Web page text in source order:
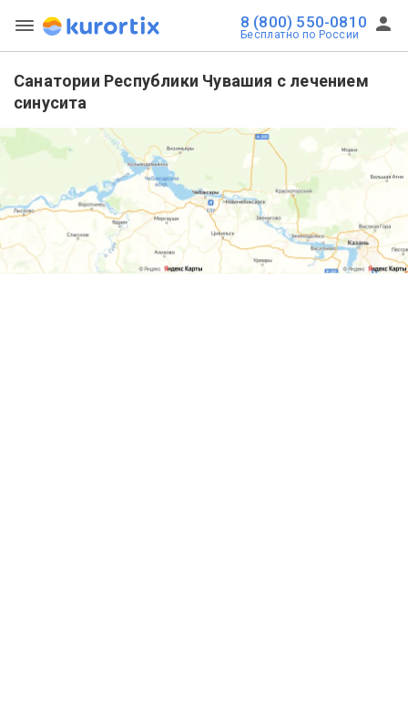
8 (800) 550-0810
Бесплатно по России
Санатории Республики Чувашия с лечением
синусита